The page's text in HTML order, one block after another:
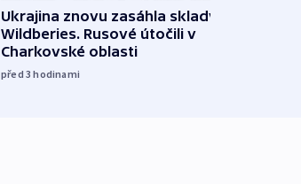
Ukrajina znovu zasáhla sklady
Wildberies. Rusové útočili v
Charkovské oblasti
před 3hodinami